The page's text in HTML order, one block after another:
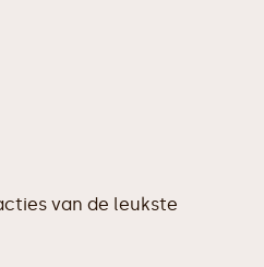
van de leukste